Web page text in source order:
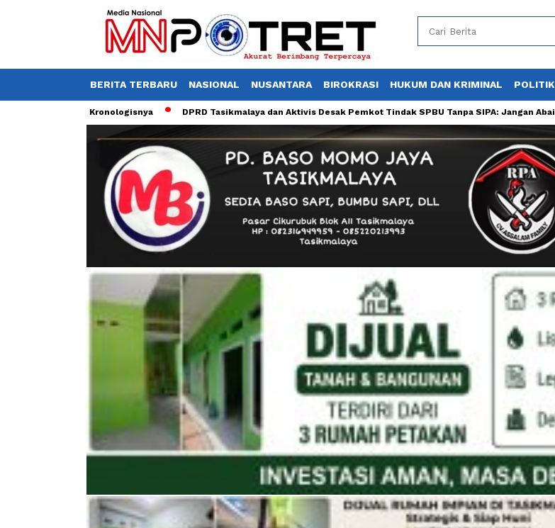
BERITA TERBARU NASIONAL NUSANTARA BIROKRASI HUKUM DAN KRIMINAL POLITIK
Ini Kronologisnya DPRD Tasikmalaya dan Aktivis Desak Pemkot Tindak SPBU Tanpa SIPA: Jangan Abaikan Aturan!